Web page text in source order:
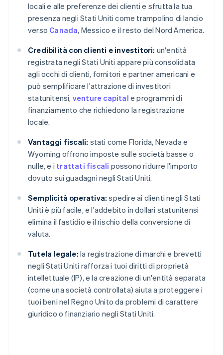
locali e alle preferenze dei clienti e sfrutta la tua
presenza negli Stati Uniti come trampolino di lancio
verso Canada, Messico e il resto del Nord America.
Credibilità con clienti e investitori: un'entità
registrata negli Stati Uniti appare più consolidata
agli occhi di clienti, fornitori e partner americani e
può semplificare l'attrazione di investitori
statunitensi, venture capital e programmi di
finanziamento che richiedono la registrazione
locale.
Vantaggi fiscali: stati come Florida, Nevada e
Wyoming offrono imposte sulle società basse o
nulle, e i trattati fiscali possono ridurre l'importo
dovuto sui guadagni negli Stati Uniti.
Semplicità operativa: spedire ai clienti negli Stati
Uniti è più facile, e l'addebito in dollari statunitensi
elimina il fastidio e il rischio della conversione di
valuta.
Tutela legale: la registrazione di marchi e brevetti
negli Stati Uniti rafforza i tuoi diritti di proprietà
intellettuale (IP), e la creazione di un'entità separata
(come una società controllata) aiuta a proteggere i
tuoi beni nel Regno Unito da problemi di carattere
giuridico o finanziario negli Stati Uniti.